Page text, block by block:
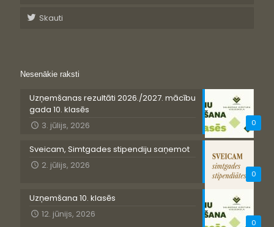
Skauti
Nesenākie raksti
0
Uzņemšanas rezultāti 2026./2027. mācību
gada 10. klasēs
3. jūlijs, 2026
0
Sveicam, Simtgades stipendiju saņemot
2. jūlijs, 2026
0
Uzņemšana 10. klasēs
12. jūnijs, 2026